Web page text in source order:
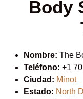
Body
Nombre: The
Teléfono: +1
Ciudad: Minot
Estado: North